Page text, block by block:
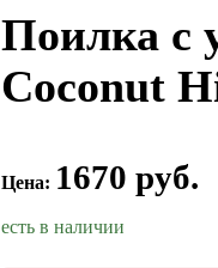
Поилка с
Coconut
Цена: 1670 руб.
есть в наличии